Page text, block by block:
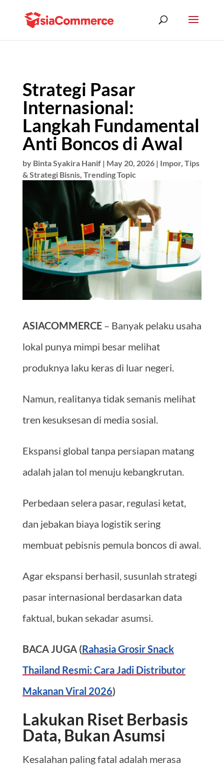
Strategi Pasar
Internasional:
Langkah Fundamental
Anti Boncos di Awal
by Binta Syakira Hanif| May 20, 2026| Impor, Tips
& Strategi Bisnis, Trending Topic
ASIACOMMERCE – Banyak pelaku usaha
lokal punya mimpi besar melihat
produknya laku keras di luar negeri.
Namun, realitanya tidak semanis melihat
tren kesuksesan di media sosial.
Ekspansi global tanpa persiapan matang
adalah jalan tol menuju kebangkrutan.
Perbedaan selera pasar, regulasi ketat,
dan jebakan biaya logistik sering
membuat pebisnis pemula boncos di awal.
Agar ekspansi berhasil, susunlah strategi
pasar internasional berdasarkan data
faktual, bukan sekadar asumsi.
BACA JUGA (Rahasia Grosir Snack
Thailand Resmi: Cara Jadi Distributor
Makanan Viral 2026)
Lakukan Riset Berbasis
Data, Bukan Asumsi
Kesalahan paling fatal adalah merasa